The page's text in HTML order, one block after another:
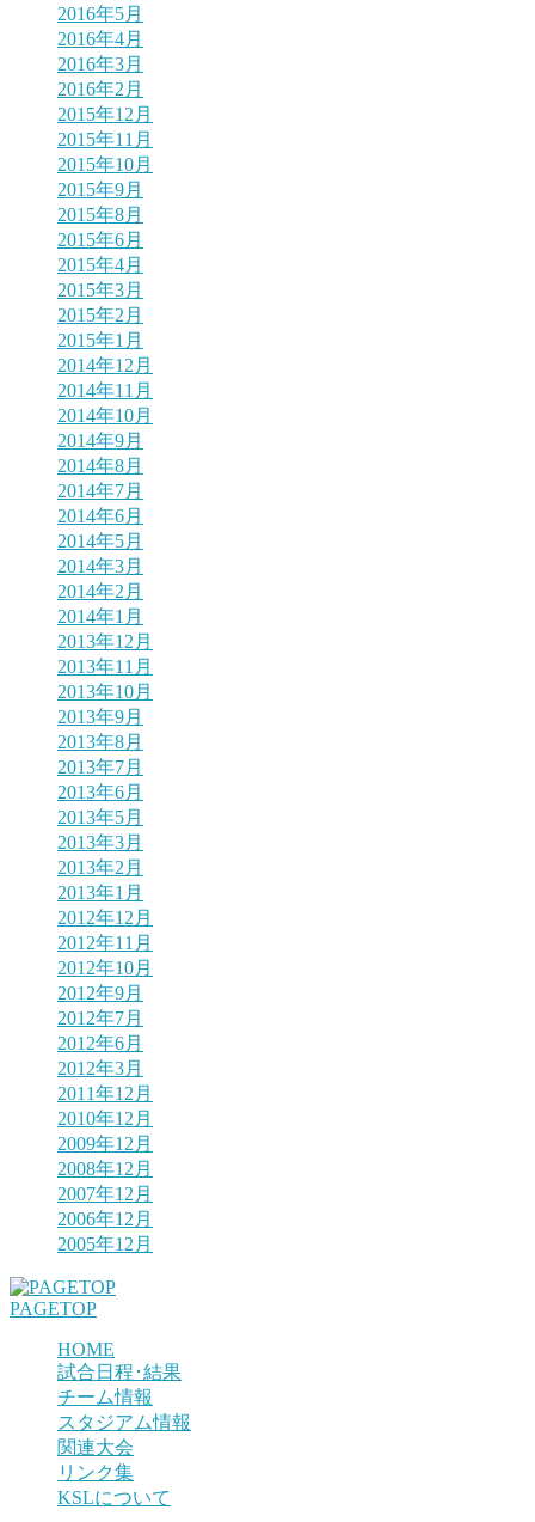
2016年5月
2016年4月
2016年3月
2016年2月
2015年12月
2015年11月
2015年10月
2015年9月
2015年8月
2015年6月
2015年4月
2015年3月
2015年2月
2015年1月
2014年12月
2014年11月
2014年10月
2014年9月
2014年8月
2014年7月
2014年6月
2014年5月
2014年3月
2014年2月
2014年1月
2013年12月
2013年11月
2013年10月
2013年9月
2013年8月
2013年7月
2013年6月
2013年5月
2013年3月
2013年2月
2013年1月
2012年12月
2012年11月
2012年10月
2012年9月
2012年7月
2012年6月
2012年3月
2011年12月
2010年12月
2009年12月
2008年12月
2007年12月
2006年12月
2005年12月
PAGETOP
HOME
試合日程･結果
チーム情報
スタジアム情報
関連大会
リンク集
KSLについて